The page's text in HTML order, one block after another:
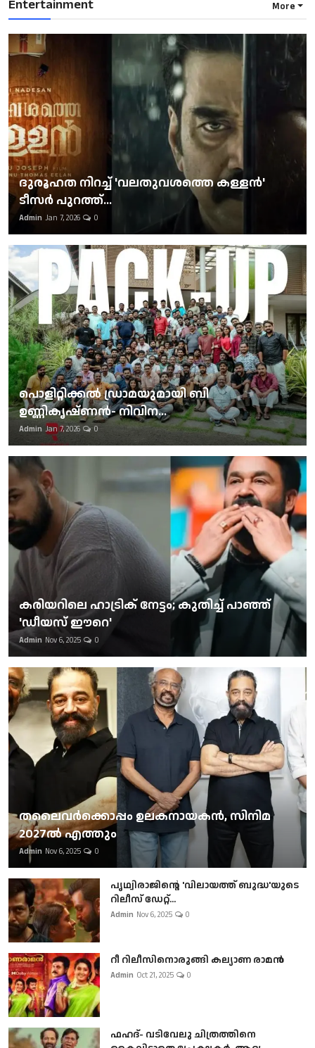
Entertainment More
ദുരൂഹത നിറച്ച് 'വലതുവശത്തെ കള്ളന്‍'
ടീസര്‍ പുറത്ത്...
Admin Jan 7, 2026 0
പൊളിറ്റിക്കല്‍ ഡ്രാമയുമായി ബി
ഉണ്ണികൃഷ്ണന്‍- നിവിന...
Admin Jan 7, 2026 0
കരിയറിലെ ഹാട്രിക് നേട്ടം; കുതിച്ച് പാഞ്ഞ്
'ഡീയസ് ഈറെ'
Admin Nov 6, 2025 0
തലൈവര്‍ക്കൊപ്പം ഉലകനായകന്‍, സിനിമ
2027ല്‍ എത്തും
Admin Nov 6, 2025 0
പൃഥ്വിരാജിന്റെ 'വിലായത്ത് ബുദ്ധ'യുടെ
റിലീസ് ഡേറ്റ്...
Admin Nov 6, 2025 0
റീ റിലീസിനൊരുങ്ങി കല്യാണ രാമൻ
Admin Oct 21, 2025 0
ഫഹദ്- വടിവേലു ചിത്രത്തിനെ